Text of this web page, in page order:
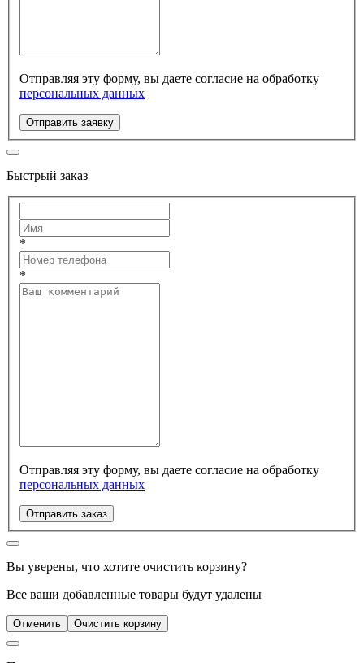
Отправляя эту форму, вы даете согласие на обработку
персональных данных
Отправить заявку
Быстрый заказ
*
*
Отправляя эту форму, вы даете согласие на обработку
персональных данных
Отправить заказ
Вы уверены, что хотите очистить корзину?
Все ваши добавленные товары будут удалены
Отменить Очистить корзину